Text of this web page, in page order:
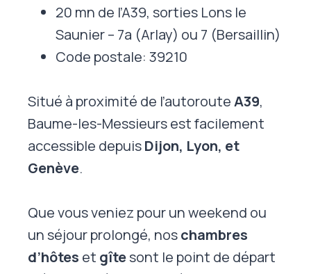
20 mn de l’A39, sorties Lons le
Saunier – 7a (Arlay) ou 7 (Bersaillin)
Code postale: 39210
Situé à proximité de l’autorouteA39,
Baume-les-Messieurs est facilement
accessible depuisDijon, Lyon, et
Genève.
Que vous veniez pour un weekend ou
un séjour prolongé, noschambres
d’hôtes et gîtesont le point de départ